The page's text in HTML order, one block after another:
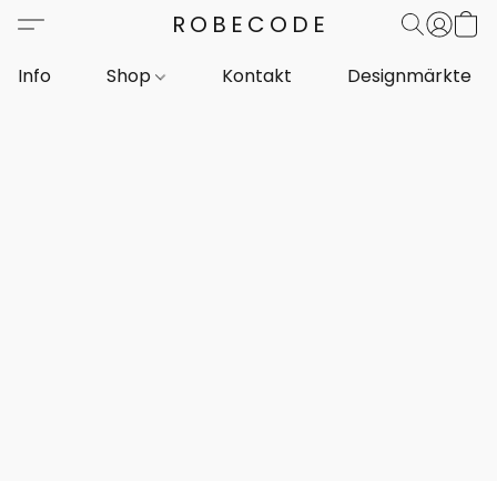
ROBECODE
Info Shop Kontakt Designmärkte